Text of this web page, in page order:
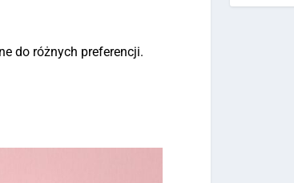
do różnych preferencji.